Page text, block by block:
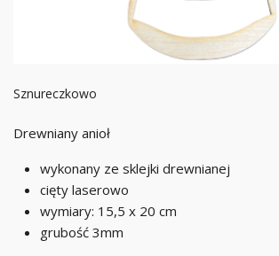
Sznureczkowo
Drewniany anioł
wykonany ze sklejki drewnianej
cięty laserowo
wymiary: 15,5 x 20 cm
grubość 3mm